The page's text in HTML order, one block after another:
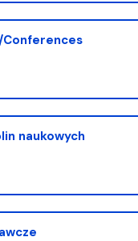
naukowych